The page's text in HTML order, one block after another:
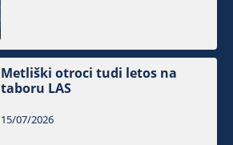
Metliški otroci tudi letos na
taboru LAS
15/07/2026